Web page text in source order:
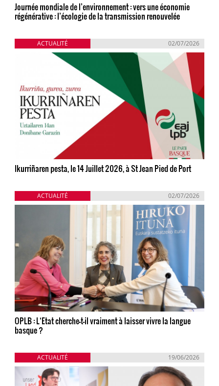
Journée mondiale de l’environnement : vers une économie
régénérative : l’écologie de la transmission renouvelée
ACTUALITÉ 02/07/2026
Ikurriñaren pesta, le 14 Juillet 2026, à St Jean Pied de Port
ACTUALITÉ 02/07/2026
OPLB : L‘Etat cherche-t-il vraiment à laisser vivre la langue
basque ?
ACTUALITÉ 19/06/2026